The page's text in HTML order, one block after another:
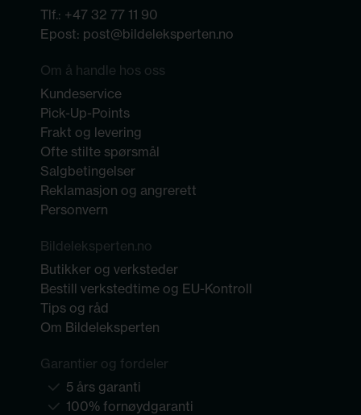
Tlf.: +47 32 77 11 90
Epost: post@bildeleksperten.no
Om å handle hos oss
Kundeservice
Pick-Up-Points
Frakt og levering
Ofte stilte spørsmål
Salgbetingelser
Reklamasjon og angrerett
Personvern
Bildeleksperten.no
Butikker og verksteder
Bestill verkstedtime og EU-Kontroll
Tips og råd
Om Bildeleksperten
Garantier og fordeler
5 års garanti
100% fornøydgaranti